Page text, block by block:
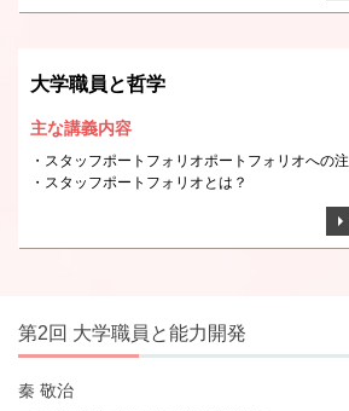
大学職員と哲学
主な講義内容
スタッフポートフォリオポートフォリオへの注
スタッフポートフォリオとは？
第2回 大学職員と能力開発
秦 敬治